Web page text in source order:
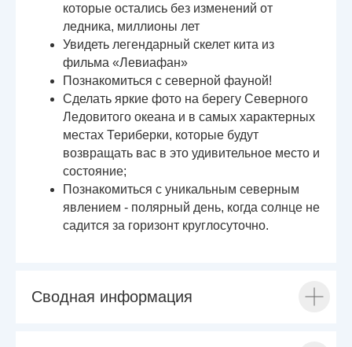
которые остались без изменений от
ледника, миллионы лет
Увидеть легендарный скелет кита из
фильма «Левиафан»
Познакомиться с северной фауной!
Сделать яркие фото на берегу Северного
Ледовитого океана и в самых характерных
местах Териберки, которые будут
возвращать вас в это удивительное место и
состояние;
Познакомиться с уникальным северным
явлением - полярный день, когда солнце не
садится за горизонт круглосуточно.
Сводная информация